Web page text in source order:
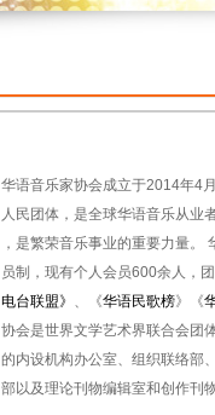
华语音乐家协会成立于2014年4
人民团体，是全球华语音乐从业
，是繁荣音乐事业的重要力量。
员制，现有个人会员600余人，
电台联盟》 、《华语民歌榜》《
协会是世界文学艺术界联合会团
的内设机构办公室、组织联络部
部以及理论刊物编辑室和创作刊